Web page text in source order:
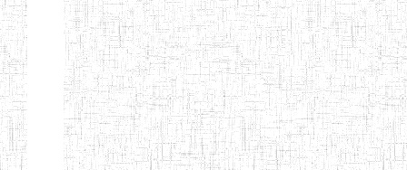
Afficher Page 4 sur 13 Total: 307
Début Préc. 1 2 3 4 5
6
Suivant
Fin